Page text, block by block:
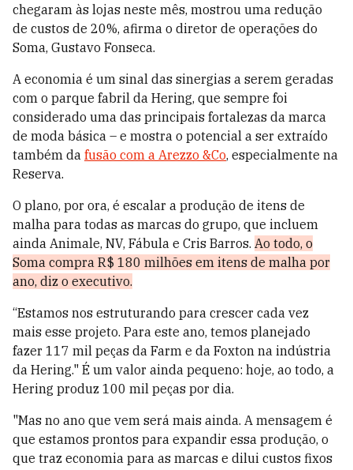
chegaram às lojas neste mês, mostrou uma redução
de custos de 20%, afirma o diretor de operações do
Soma, Gustavo Fonseca.
A economia é um sinal das sinergias a serem geradas
com o parque fabril da Hering, que sempre foi
considerado uma das principais fortalezas da marca
de moda básica – e mostra o potencial a ser extraído
também da fusão com a Arezzo &Co, especialmente na
Reserva.
O plano, por ora, é escalar a produção de itens de
malha para todas as marcas do grupo, que incluem
ainda Animale, NV, Fábula e Cris Barros. Ao todo, o
Soma compra R$ 180 milhões em itens de malha por
ano, diz o executivo.
“Estamos nos estruturando para crescer cada vez
mais esse projeto. Para este ano, temos planejado
fazer 117 mil peças da Farm e da Foxton na indústria
da Hering." É um valor ainda pequeno: hoje, ao todo, a
Hering produz 100 mil peças por dia.
"Mas no ano que vem será mais ainda. A mensagem é
que estamos prontos para expandir essa produção, o
que traz economia para as marcas e dilui custos fixos